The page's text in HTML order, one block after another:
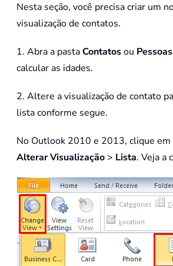
Nesta seção, você precisa criar um
visualização de contatos.
1. Abra a pastaContatosou Pessoas
calcular as idades.
2. Altere a visualização de contato
lista conforme segue.
No Outlook 2010 e 2013, clique em
Alterar Visualização > Lista. Veja a